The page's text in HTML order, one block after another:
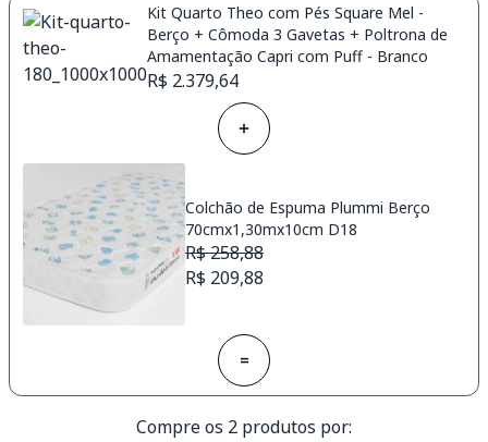
Kit Quarto Theo com Pés Square Mel -
Berço + Cômoda 3 Gavetas + Poltrona de
Amamentação Capri com Puff - Branco
R$ 2.379,64
Colchão de Espuma Plummi Berço
70cmx1,30mx10cm D18
R$ 258,88
R$ 209,88
=
Compre os 2 produtos por: